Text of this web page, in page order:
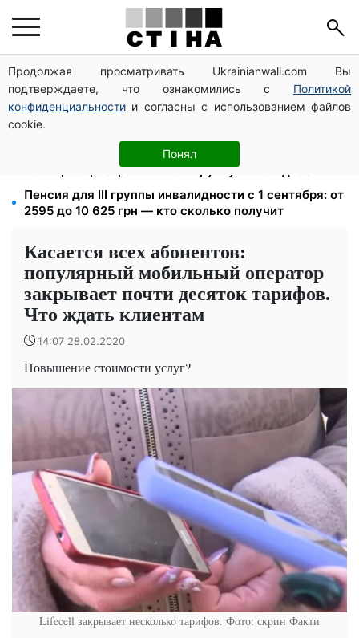
Продолжая просматривать Ukrainianwall.com Вы
подтверждаете, что ознакомились с Политикой
конфиденциальности и согласны с использованием файлов
cookie.
Понял
Зарплата 30 000 грн — пенсия 11 500 грн: ПФУ
объяснил формулу расчета выплат в 2026 году
Яйца от 19,90 грн за десяток: АТБ, Сильпо, Varus и
Ашан переписали ценники в августе
120 000 грн на авто: компенсацию для ветеранов
хотят распространить на III группу инвалидности
Пенсия для III группы инвалидности с 1 сентября: от
2595 до 10 625 грн — кто сколько получит
Касается всех абонентов:
популярный мобильный оператор
закрывает почти десяток тарифов.
Что ждать клиентам
14:07 28.02.2020
Повышение стоимости услуг?
Lifecell закрывает несколько тарифов. Фото: скрин Факти